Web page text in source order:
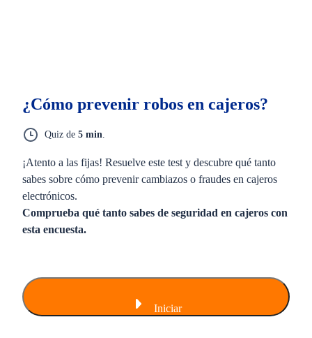
¿Cómo prevenir robos en cajeros?
Quiz de 5 min.
¡Atento a las fijas! Resuelve este test y descubre qué tanto
sabes sobre cómo prevenir cambiazos o fraudes en cajeros
electrónicos.
Comprueba qué tanto sabes de seguridad en cajeros con
esta encuesta.
Iniciar